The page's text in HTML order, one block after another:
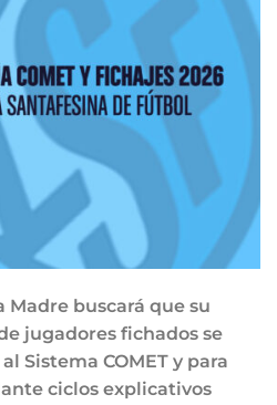
Madre buscará que su
jugadores fichados se
Sistema COMET y para
ciclos explicativos